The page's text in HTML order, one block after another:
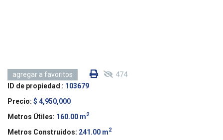
agregar a favoritos 474
ID de propiedad : 103679
Precio: $ 4,950,000
Metros Útiles: 160.00 m2
Metros Construidos: 241.00 m2